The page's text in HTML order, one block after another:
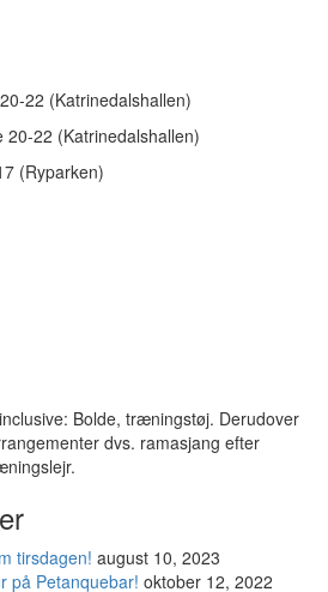
22 (Katrinedalshallen)
22 (Katrinedalshallen)
(Ryparken)
Bolde, træningstøj. Derudover
dvs. ramasjang efter
tirsdagen! august 10, 2023
på Petanquebar! oktober 12, 2022